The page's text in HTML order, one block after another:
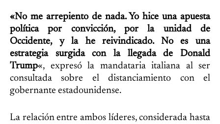
«No me arrepiento de nada. Yo hice una apuesta
política por convicción, por la unidad de
Occidente, y la he reivindicado. No es una
estrategia surgida con la llegada de Donald
Trump«, expresó la mandataria italiana al ser
consultada sobre el distanciamiento con el
gobernante estadounidense.
La relación entre ambos líderes, considerada hasta